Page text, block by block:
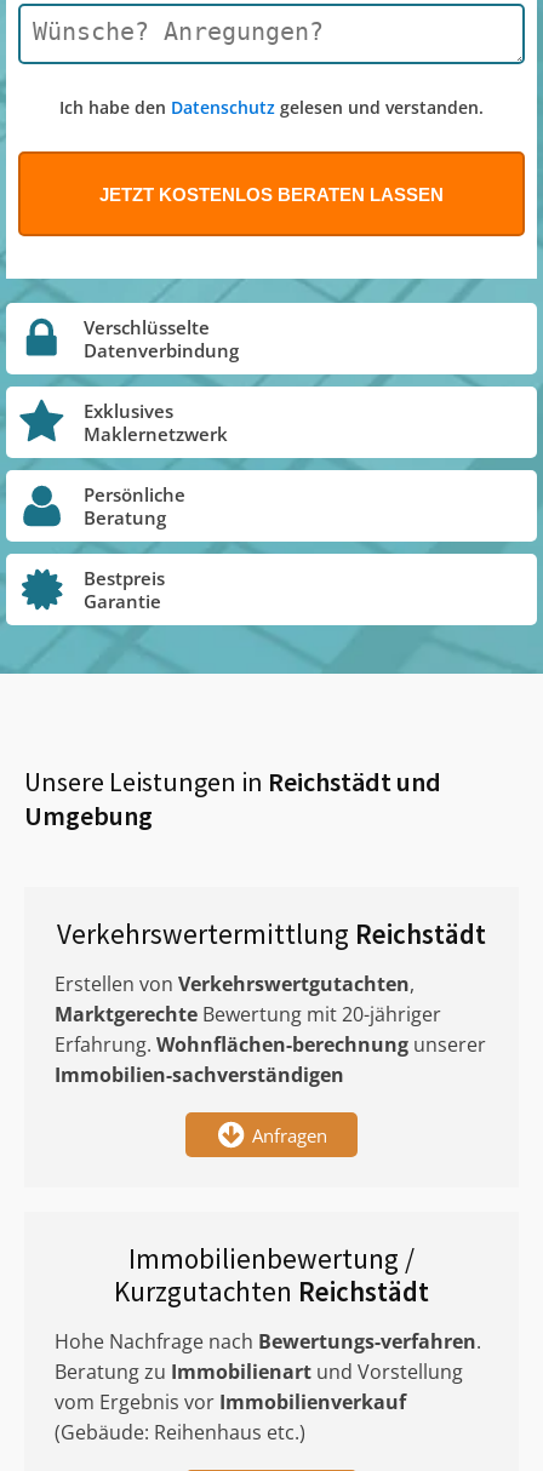
Ich habe den Datenschutz gelesen und verstanden.
Verschlüsselte
Datenverbindung
Exklusives
Maklernetzwerk
Persönliche
Beratung
Bestpreis
Garantie
Unsere Leistungen in Reichstädtund
Umgebung
Verkehrswertermittlung Reichstädt
Erstellen von Verkehrswertgutachten,
Marktgerechte Bewertung mit 20-jähriger
Erfahrung. Wohnflächen-berechnung unserer
Immobilien-sachverständigen
Anfragen
Immobilienbewertung /
Kurzgutachten Reichstädt
Hohe Nachfrage nach Bewertungs-verfahren.
Beratung zu Immobilienart und Vorstellung
vom Ergebnis vor Immobilienverkauf
(Gebäude: Reihenhaus etc.)